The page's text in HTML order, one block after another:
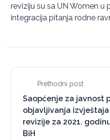
reviziju su sa UN Women
integracija pitanja rodne
Prethodni post
Saopćenje za javnost
objavljivanja
revizije za 2021.
BiH